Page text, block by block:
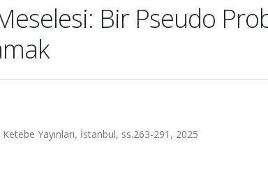
Bir Pseudo
Yayınları, İstanbul, ss.263-291, 2025